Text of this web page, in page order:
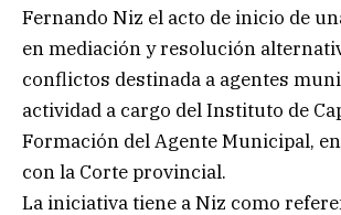
Fernando Niz el acto de inicio de
en mediación y resolución
conflictos destinada a agentes
actividad a cargo del Instituto de
Formación del Agente Municipal,
con la Corte provincial.
La iniciativa tiene a Niz como